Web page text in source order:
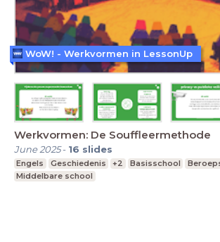
Werkvormen: De Souffleermethode
June 2025- 16 slides
Engels Geschiedenis +2 Basisschool
Middelbare school
WoW! - Werkvormen in LessonUp